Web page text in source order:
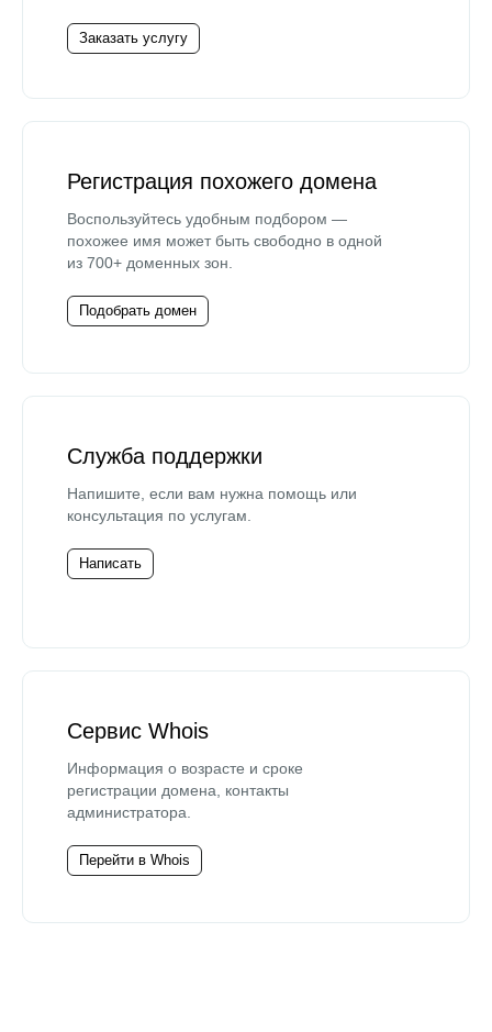
Заказать услугу
Регистрация похожего домена
Воспользуйтесь удобным подбором —
похожее имя может быть свободно в одной
из 700+ доменных зон.
Подобрать домен
Служба поддержки
Напишите, если вам нужна помощь или
консультация по услугам.
Написать
Сервис Whois
Информация о возрасте и сроке
регистрации домена, контакты
администратора.
Перейти в Whois